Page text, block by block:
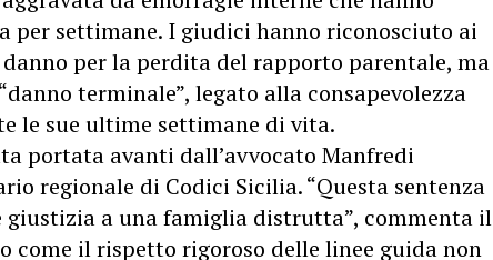
per settimane. I giudici hanno riconosciuto ai
per la perdita del rapporto parentale, ma
terminale”, legato alla consapevolezza
le sue ultime settimane di vita.
portata avanti dall’avvocato Manfredi
regionale di Codici Sicilia. “Questa sentenza
a una famiglia distrutta”, commenta il
come il rispetto rigoroso delle linee guida non